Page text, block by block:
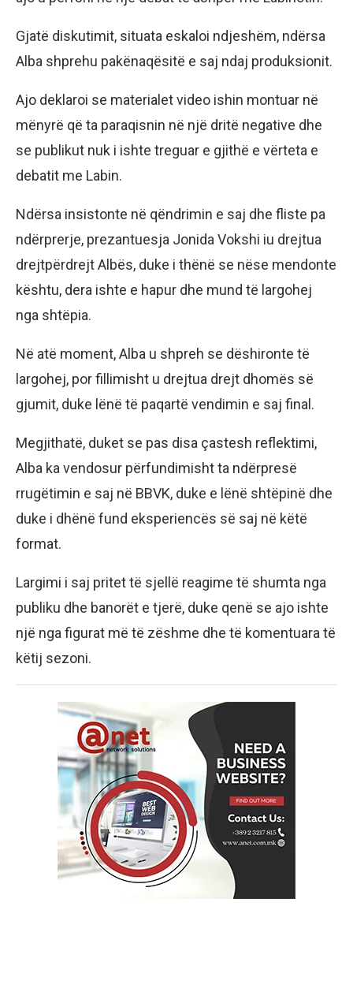
Gjatë diskutimit, situata eskaloi ndjeshëm, ndërsa
Alba shprehu pakënaqësitë e saj ndaj produksionit.
Ajo deklaroi se materialet video ishin montuar në
mënyrë që ta paraqisnin në një dritë negative dhe
se publikut nuk i ishte treguar e gjithë e vërteta e
debatit me Labin.
Ndërsa insistonte në qëndrimin e saj dhe fliste pa
ndërprerje, prezantuesja Jonida Vokshi iu drejtua
drejtpërdrejt Albës, duke i thënë se nëse mendonte
kështu, dera ishte e hapur dhe mund të largohej
nga shtëpia.
Në atë moment, Alba u shpreh se dëshironte të
largohej, por fillimisht u drejtua drejt dhomës së
gjumit, duke lënë të paqartë vendimin e saj final.
Megjithatë, duket se pas disa çastesh reflektimi,
Alba ka vendosur përfundimisht ta ndërpresë
rrugëtimin e saj në BBVK, duke e lënë shtëpinë dhe
duke i dhënë fund eksperiencës së saj në këtë
format.
Largimi i saj pritet të sjellë reagime të shumta nga
publiku dhe banorët e tjerë, duke qenë se ajo ishte
një nga figurat më të zëshme dhe të komentuara të
këtij sezoni.